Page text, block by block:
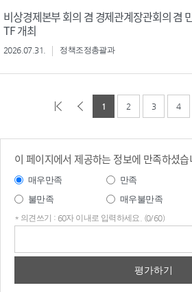
비상경제본부 회의 겸 경제관계장관회의 겸
TF 개최
2026.07.31. 정책조정총괄과
1 2 3 4
이 페이지에서 제공하는 정보에 만족하셨습
매우만족 만족
불만족
매우불만족
* 의견쓰기 : 60자 이내로 입력하세요. (0/60)